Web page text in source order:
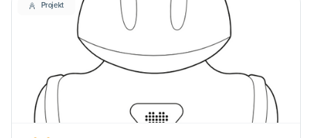
Projekt